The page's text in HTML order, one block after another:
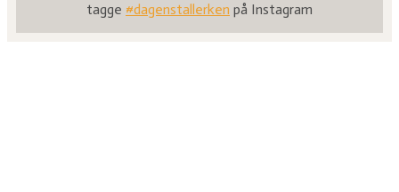
tagge #dagenstallerken på Instagram